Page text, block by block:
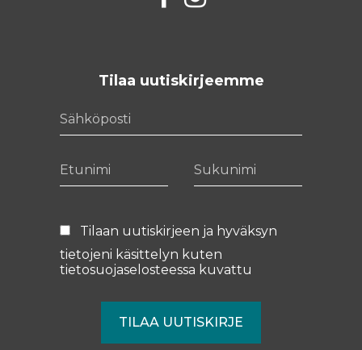
Tilaa uutiskirjeemme
Tilaan uutiskirjeen ja hyväksyn
tietojeni käsittelyn kuten
tietosuojaselosteessa kuvattu